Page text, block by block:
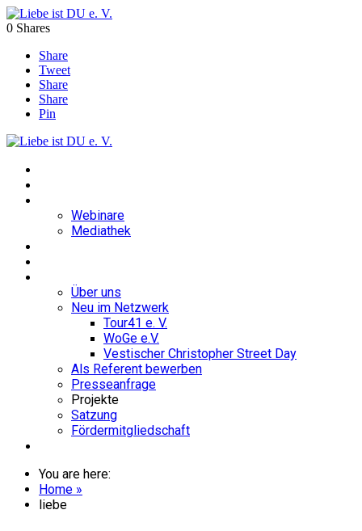
0 Shares
Share
Tweet
Share
Share
Pin
Webinare
Mediathek
Über uns
Neu im Netzwerk
Tour41 e. V.
WoGe e.V.
Vestischer Christopher Street Day
Als Referent bewerben
Presseanfrage
Projekte
Satzung
Fördermitgliedschaft
You are here:
Home »
liebe